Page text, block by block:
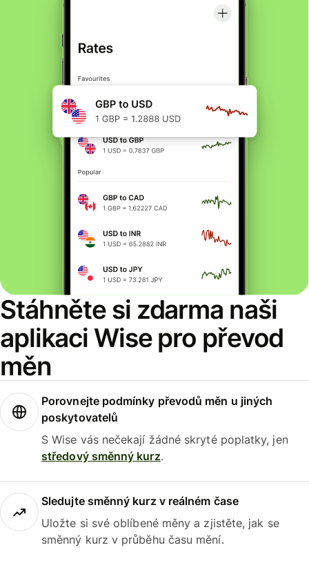
Stáhněte si zdarma naši
aplikaci Wise pro převod
měn
Porovnejte podmínky převodů měn u jiných
poskytovatelů
S Wise vás nečekají žádné skryté poplatky, jen
středový směnný kurz.
Sledujte směnný kurz v reálném čase
Uložte si své oblíbené měny a zjistěte, jak se
směnný kurz v průběhu času mění.